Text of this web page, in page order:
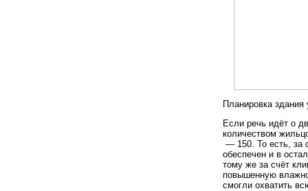
Планировка здания
Если речь идёт о
количеством
— 150. То есть, за
обеспечен и в
тому же за счёт
повышенную
смогли охватить